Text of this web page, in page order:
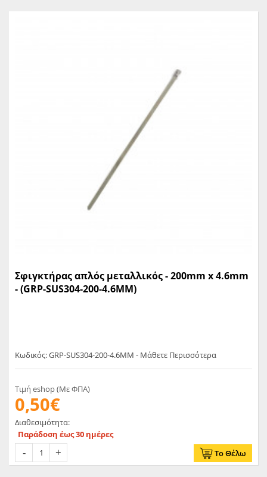
Σφιγκτήρας απλός μεταλλικός - 200mm x 4.6mm
- (GRP-SUS304-200-4.6ΜΜ)
Κωδικός: GRP-SUS304-200-4.6ΜΜ - Μάθετε Περισσότερα
Τιμή eshop (Με ΦΠΑ)
0,50€
Διαθεσιμότητα:
Παράδοση έως 30 ημέρες
Το Θέλω